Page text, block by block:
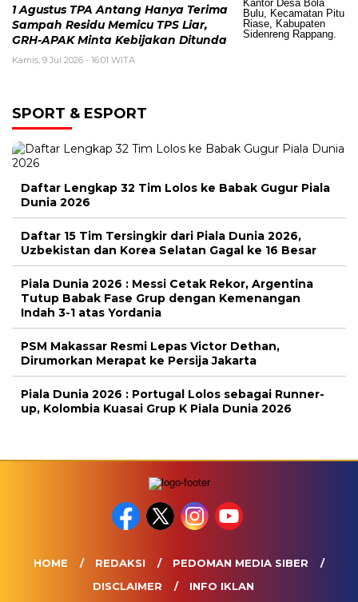
1 Agustus TPA Antang Hanya Terima
Sampah Residu Memicu TPS Liar,
GRH-APAK Minta Kebijakan Ditunda
Kamis, 9 Jul 2026 - 16:01 WITA
SPORT & ESPORT
Daftar Lengkap 32 Tim Lolos ke Babak Gugur Piala
Dunia 2026
Daftar 15 Tim Tersingkir dari Piala Dunia 2026,
Uzbekistan dan Korea Selatan Gagal ke 16 Besar
Piala Dunia 2026 : Messi Cetak Rekor, Argentina
Tutup Babak Fase Grup dengan Kemenangan
Indah 3-1 atas Yordania
PSM Makassar Resmi Lepas Victor Dethan,
Dirumorkan Merapat ke Persija Jakarta
Piala Dunia 2026 : Portugal Lolos sebagai Runner-
up, Kolombia Kuasai Grup K Piala Dunia 2026
HOME REDAKSI
PEDOMAN MEDIA SIBER
DISCLAIMER
INFO IKLAN